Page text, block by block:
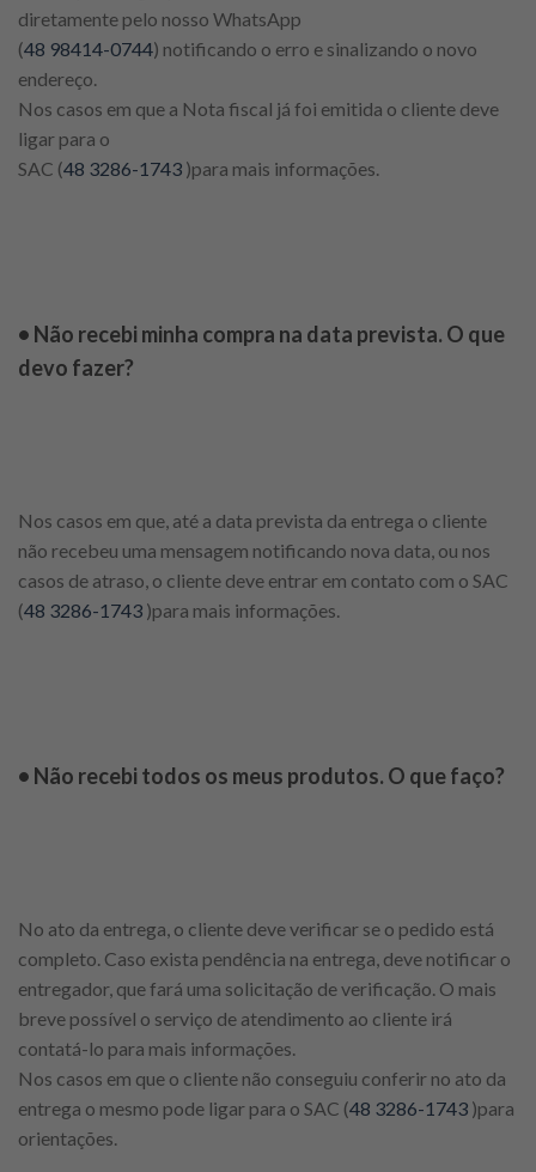
diretamente pelo nosso WhatsApp
(48 98414-0744) notificando o erro e sinalizando o novo
endereço.
Nos casos em que a Nota fiscal já foi emitida o cliente deve
ligar para o
SAC (48 3286-1743 )para mais informações.
• Não recebi minha compra na data prevista. O que
devo fazer?
Nos casos em que, até a data prevista da entrega o cliente
não recebeu uma mensagem notificando nova data, ou nos
casos de atraso, o cliente deve entrar em contato com o SAC
(48 3286-1743 )para mais informações.
• Não recebi todos os meus produtos. O que faço?
No ato da entrega, o cliente deve verificar se o pedido está
completo. Caso exista pendência na entrega, deve notificar o
entregador, que fará uma solicitação de verificação. O mais
breve possível o serviço de atendimento ao cliente irá
contatá-lo para mais informações.
Nos casos em que o cliente não conseguiu conferir no ato da
entrega o mesmo pode ligar para o SAC (48 3286-1743 )para
orientações.